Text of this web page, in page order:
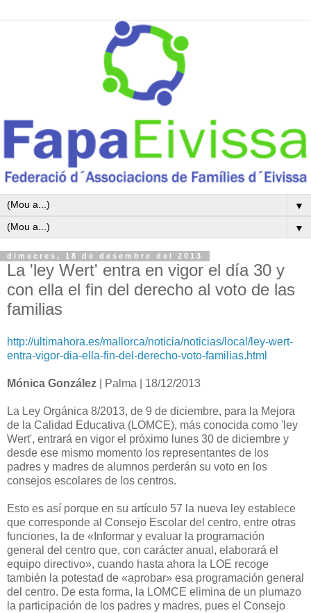
▼
▼
dimecres, 18 de desembre del 2013
La 'ley Wert' entra en vigor el día 30 y
con ella el fin del derecho al voto de las
familias
http://ultimahora.es/mallorca/noticia/noticias/local/ley-wert-
entra-vigor-dia-ella-fin-del-derecho-voto-familias.html
Mónica González | Palma | 18/12/2013
La Ley Orgánica 8/2013, de 9 de diciembre, para la Mejora
de la Calidad Educativa (LOMCE), más conocida como 'ley
Wert', entrará en vigor el próximo lunes 30 de diciembre y
desde ese mismo momento los representantes de los
padres y madres de alumnos perderán su voto en los
consejos escolares de los centros.
Esto es así porque en su artículo 57 la nueva ley establece
que corresponde al Consejo Escolar del centro, entre otras
funciones, la de «Informar y evaluar la programación
general del centro que, con carácter anual, elaborará el
equipo directivo», cuando hasta ahora la LOE recoge
también la potestad de «aprobar» esa programación general
del centro. De esta forma, la LOMCE elimina de un plumazo
la participación de los padres y madres, pues el Consejo